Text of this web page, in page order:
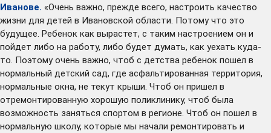
Иванове. «Очень важно, прежде всего, настроить качество
жизни для детей в Ивановской области. Потому что это
будущее. Ребенок как вырастет, с таким настроением он и
пойдет либо на работу, либо будет думать, как уехать куда-
то. Поэтому очень важно, чтоб с детства ребенок пошел в
нормальный детский сад, где асфальтированная территория,
нормальные окна, не текут крыши. Чтоб он пришел в
отремонтированную хорошую поликлинику, чтоб была
возможность заняться спортом в регионе. Чтоб он пошел в
нормальную школу, которые мы начали ремонтировать и